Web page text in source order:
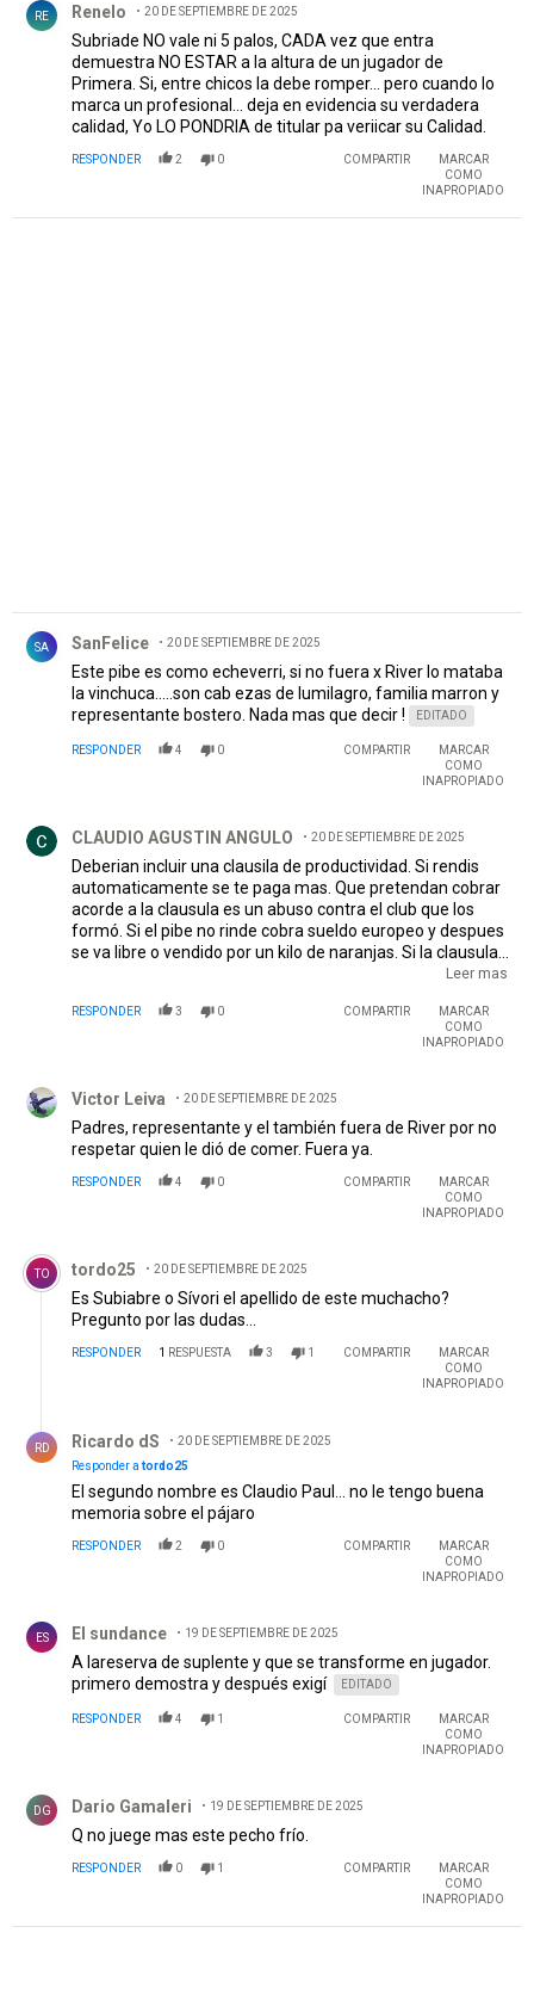
RE Renelo 20 DE SEPTIEMBRE DE 2025
Subriade NO vale ni 5 palos, CADA vez que entra
demuestra NO ESTAR a la altura de un jugador de
Primera. Si, entre chicos la debe romper... pero cuando lo
marca un profesional... deja en evidencia su verdadera
calidad, Yo LO PONDRIA de titular pa veriicar su Calidad.
RESPONDER 2 0 COMPARTIR
MARCAR
COMO
INAPROPIADO
SA SanFelice 20 DE SEPTIEMBRE DE 2025
Este pibe es como echeverri, si no fuera x River lo mataba
la vinchuca.....son cab ezas de lumilagro, familia marron y
representante bostero. Nada mas que decir !
EDITADO
RESPONDER 4 0 COMPARTIR
MARCAR
COMO
INAPROPIADO
CLAUDIO AGUSTIN ANGULO 20 DE SEPTIEMBRE DE 2025
Deberian incluir una clausila de productividad. Si rendis
automaticamente se te paga mas. Que pretendan cobrar
acorde a la clausula es un abuso contra el club que los
formó. Si el pibe no rinde cobra sueldo europeo y despues
se va libre o vendido por un kilo de naranjas. Si la clausula
es baja y rinde se va por una fracción de lo que vale.
desagradecidos. Hasta que laa AFA no tome cartas en el
asunto vamos a seguir con los clubes fundidos y
Leer mas
RESPONDER 3 0 COMPARTIR
MARCAR
COMO
INAPROPIADO
Victor Leiva 20 DE SEPTIEMBRE DE 2025
Padres, representante y el también fuera de River por no
respetar quien le dió de comer. Fuera ya.
RESPONDER 4 0 COMPARTIR
MARCAR
COMO
INAPROPIADO
Comentario de tordo25.
TO tordo25 20 DE SEPTIEMBRE DE 2025
Es Subiabre o Sívori el apellido de este muchacho?
Pregunto por las dudas...
RESPONDER 1 RESPUESTA 3 1 COMPARTIR
MARCAR
COMO
INAPROPIADO
RD Ricardo dS
20 DE SEPTIEMBRE DE 2025
Responder a tordo25
El segundo nombre es Claudio Paul... no le tengo buena
memoria sobre el pájaro
RESPONDER 2 0 COMPARTIR
MARCAR
COMO
INAPROPIADO
ES El sundance 19 DE SEPTIEMBRE DE 2025
A lareserva de suplente y que se transforme en jugador.
primero demostra y después exigí
EDITADO
RESPONDER 4 1 COMPARTIR
MARCAR
COMO
INAPROPIADO
DG Dario Gamaleri 19 DE SEPTIEMBRE DE 2025
Q no juege mas este pecho frío.
RESPONDER 0 1 COMPARTIR
MARCAR
COMO
INAPROPIADO